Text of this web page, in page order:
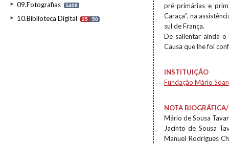
09.Fotografias 5408
10.Biblioteca Digital 25 50
pré-primárias e
Caraça", na
sul de França.
De salientar ainda
Causa que lhe foi
INSTITUIÇÃO
Fundação Mário
NOTA
Mário de Sousa
Jacinto de Sousa
Manuel Rodrigues